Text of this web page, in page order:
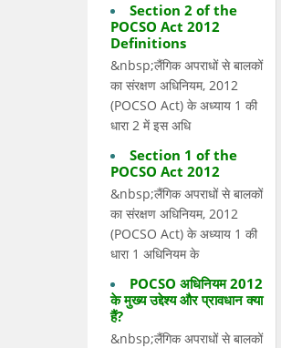
Section 2 of the
POCSO Act 2012
Definitions
&nbsp;लैंगिक अपराधों से बालकों
का संरक्षण अधिनियम, 2012
(POCSO Act) के अध्याय 1 की
धारा 2 में इस अधि
Section 1 of the
POCSO Act 2012
&nbsp;लैंगिक अपराधों से बालकों
का संरक्षण अधिनियम, 2012
(POCSO Act) के अध्याय 1 की
धारा 1 अधिनियम के
POCSO अधिनियम 2012
के मुख्य उद्देश्य और प्रावधान क्या
हैं?
&nbsp;लैंगिक अपराधों से बालकों